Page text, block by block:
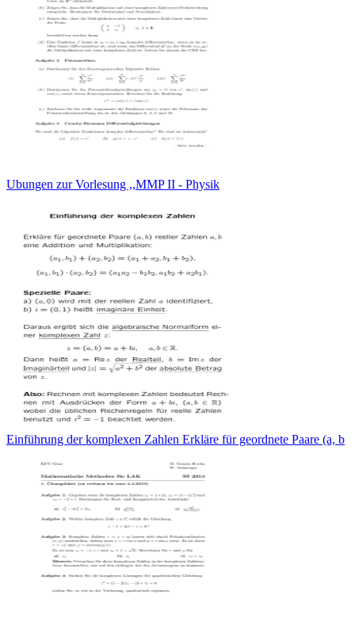
Ubungen zur Vorlesung ,,MMP II - Physik
Einführung der komplexen Zahlen Erkläre für geordnete Paare (a, b